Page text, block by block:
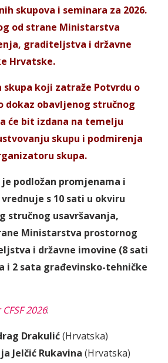
skupova i seminara za 2026.
od strane Ministarstva
graditeljstva i državne
Hrvatske.
skupa koji zatraže Potvrdu o
dokaz obavljenog stručnog
će bit izdana na temelju
skupu i podmirenja
skupa.
podložan promjenama i
s 10 sati u okviru
stručnog usavršavanja,
Ministarstva prostornog
i državne imovine (8 sati
i 2 sata građevinsko-tehničke
2026:
Drakulić(Hrvatska)
Jelčić Rukavina (Hrvatska)